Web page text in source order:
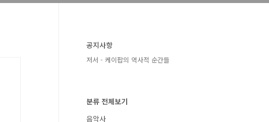
공지사항
저서 - 케이팝의 역사적 순간들
분류 전체보기
음악사